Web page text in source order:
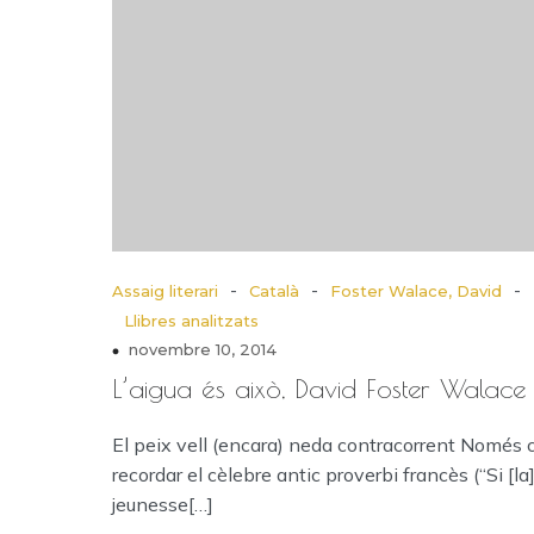
Assaig literari - Català - Foster Walace, David -
Llibres analitzats
novembre 10, 2014
L’aigua és això, David Foster Walace
El peix vell (encara) neda contracorrent Només
recordar el cèlebre antic proverbi francès (“Si [la]
jeunesse[…]